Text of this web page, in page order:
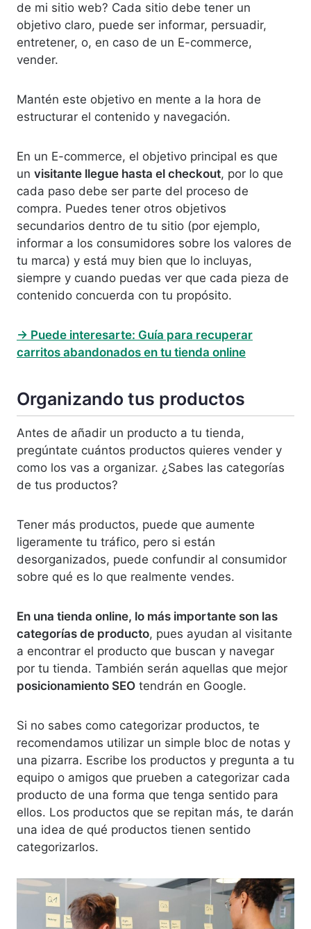
de mi sitio web? Cada sitio debe tener un
objetivo claro, puede ser informar, persuadir,
entretener, o, en caso de un E-commerce,
vender.
Mantén este objetivo en mente a la hora de
estructurar el contenido y navegación.
En un E-commerce, el objetivo principal es que
un visitante llegue hasta el checkout, por lo que
cada paso debe ser parte del proceso de
compra. Puedes tener otros objetivos
secundarios dentro de tu sitio (por ejemplo,
informar a los consumidores sobre los valores de
tu marca) y está muy bien que lo incluyas,
siempre y cuando puedas ver que cada pieza de
contenido concuerda con tu propósito.
→ Puede interesarte: Guía para recuperar
carritos abandonados en tu tienda online
Organizando tus productos
Antes de añadir un producto a tu tienda,
pregúntate cuántos productos quieres vender y
como los vas a organizar. ¿Sabes las categorías
de tus productos?
Tener más productos, puede que aumente
ligeramente tu tráfico, pero si están
desorganizados, puede confundir al consumidor
sobre qué es lo que realmente vendes.
En una tienda online, lo más importante son las
categorías de producto, pues ayudan al visitante
a encontrar el producto que buscan y navegar
por tu tienda. También serán aquellas que mejor
posicionamiento SEO tendrán en Google.
Si no sabes como categorizar productos, te
recomendamos utilizar un simple bloc de notas y
una pizarra. Escribe los productos y pregunta a tu
equipo o amigos que prueben a categorizar cada
producto de una forma que tenga sentido para
ellos. Los productos que se repitan más, te darán
una idea de qué productos tienen sentido
categorizarlos.